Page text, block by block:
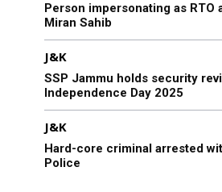
Person impersonating as RTO
Miran Sahib
J&K
SSP Jammu holds security
Independence Day 2025
J&K
Hard-core criminal arrested
Police